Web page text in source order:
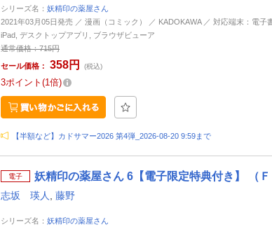
シリーズ名： 妖精印の薬屋さん
2021年03月05日発売 ／ 漫画（コミック） ／ KADOKAWA ／ 対応端末：電子
iPad, デスクトップアプリ, ブラウザビューア
通常価格：715円
セール価格： 358円 (税込)
3ポイント 1倍
【半額など】カドサマー2026 第4弾_2026-08-20 9:59まで
電子 妖精印の薬屋さん 6【電子限定特典付き】 （
志坂 瑛人 藤野
シリーズ名： 妖精印の薬屋さん